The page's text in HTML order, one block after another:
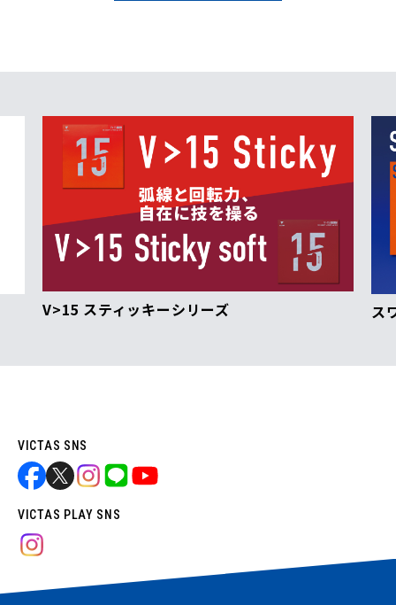
V>15 スティッキーシリーズ ス
VICTAS SNS
VICTAS PLAY SNS